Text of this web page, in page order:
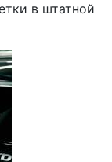
в штатной